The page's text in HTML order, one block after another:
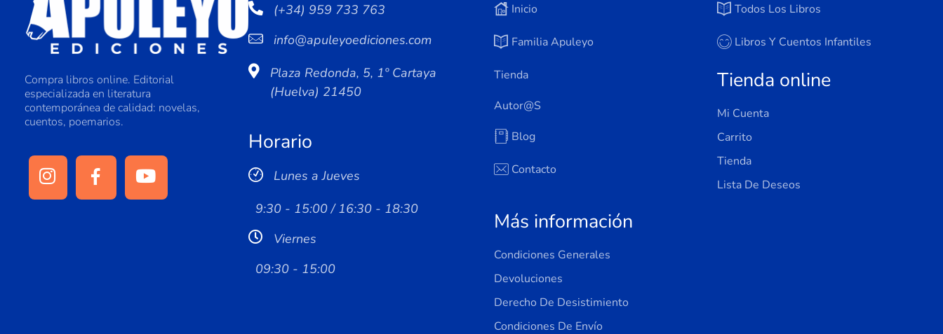
Compra libros online. Editorial
especializada en literatura
contemporánea de calidad: novelas,
cuentos, poemarios.
(+34) 959 733 763
info@apuleyoediciones.com
Plaza Redonda, 5, 1º Cartaya
(Huelva) 21450
Horario
Lunes a Jueves
9:30 - 15:00 / 16:30 - 18:30
Viernes
09:30 - 15:00
Inicio
Familia Apuleyo
Tienda
Autor@s
Blog
Contacto
Más información
Condiciones Generales
Devoluciones
Derecho De Desistimiento
Condiciones De Envío
Todos Los Libros
Libros Y Cuentos Infantiles
Tienda online
Mi Cuenta
Carrito
Tienda
Lista De Deseos